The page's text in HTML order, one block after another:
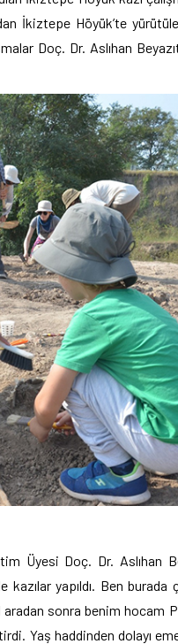
İkiztepe Höyük’te
Doç. Dr. Aslıhan
Üyesi Doç. Dr. Aslıhan
kazılar yapıldı. Ben
aradan sonra benim hocam
Yaş haddinden dolayı